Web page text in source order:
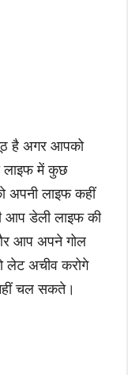
है अगर आपको
लाइफ में कुछ
अपनी लाइफ कहीं
आप डेली लाइफ की
और आप अपने गोल
लेट अचीव करोगे
चल सकते।